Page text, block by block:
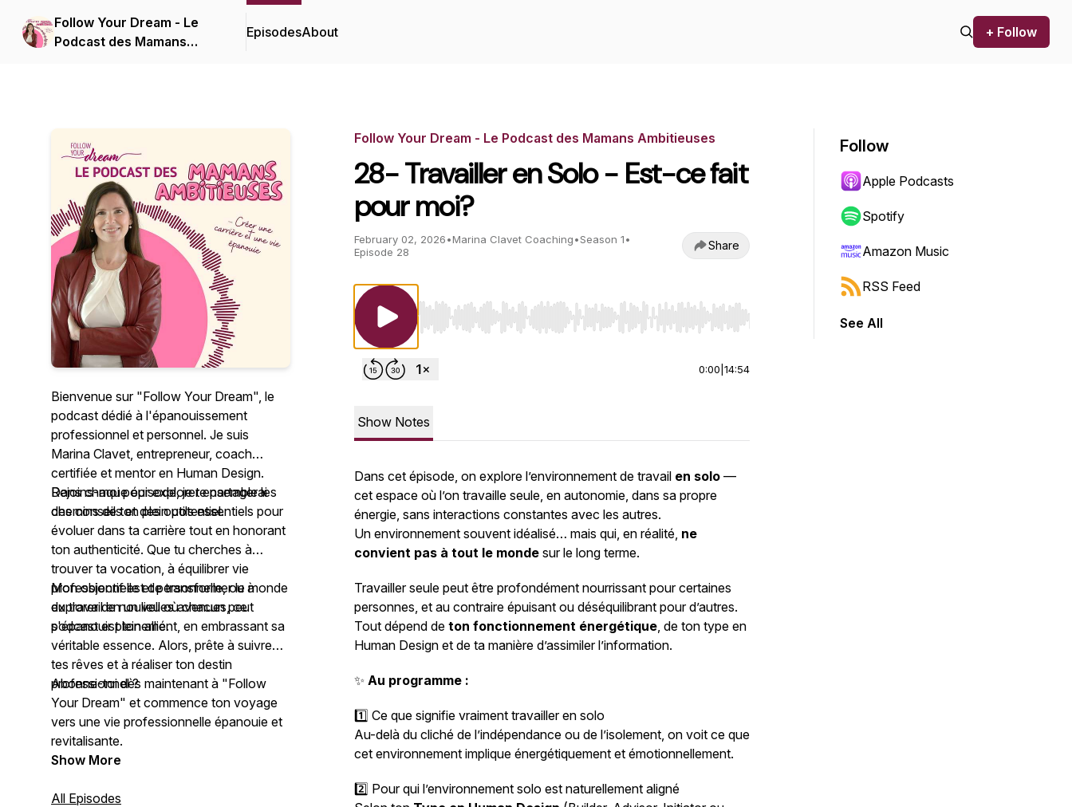
Follow Your Dream - Le
Podcast des Mamans
EpisodesAbout + Follow
Bienvenue sur "Follow Your Dream", le
podcast dédié à l'épanouissement
professionnel et personnel. Je suis
Marina Clavet, entrepreneur, coach
certifiée et mentor en Human Design.
Rejoins-moi pour explorer ensemble les
chemins de ton plein potentiel.
Dans chaque épisode, je te partagerai
des conseils et des outils essentiels pour
évoluer dans ta carrière tout en honorant
ton authenticité. Que tu cherches à
trouver ta vocation, à équilibrer vie
professionnelle et personnelle, ou à
explorer de nouvelles avenues, ce
podcast est ton allié.
Mon objectif est de transformer le monde
du travail en un lieu où chacun peut
s'épanouir pleinement, en embrassant sa
véritable essence. Alors, prête à suivre
tes rêves et à réaliser ton destin
professionnel ?
Abonne-toi dès maintenant à "Follow
Your Dream" et commence ton voyage
vers une vie professionnelle épanouie et
revitalisante.
Show More
All Episodes
Follow Your Dream - Le Podcast des Mamans Ambitieuses
28- Travailler en Solo - Est-ce fait
pour moi?
February 02, 2026•Marina Clavet Coaching•Season 1•
Episode 28
Share
Use Left/Right to seek, Home/End to jump to start or end. Hold shift to jump forward or backward.
0:00 14:54
Show Notes
Dans cet épisode, on explore l’environnement de travail en solo —
cet espace où l’on travaille seule, en autonomie, dans sa propre
énergie, sans interactions constantes avec les autres.
Un environnement souvent idéalisé… mais qui, en réalité, ne
convient pas à tout le monde sur le long terme.
Travailler seule peut être profondément nourrissant pour certaines
personnes, et au contraire épuisant ou déséquilibrant pour d’autres.
Tout dépend de ton fonctionnement énergétique, de ton type en
Human Design et de ta manière d’assimiler l’information.
✨ Au programme :
1️⃣ Ce que signifie vraiment travailler en solo
Au-delà du cliché de l’indépendance ou de l’isolement, on voit ce que
cet environnement implique énergétiquement et émotionnellement.
2️⃣ Pour qui l’environnement solo est naturellement aligné
Follow
Apple Podcasts
Spotify
Amazon Music
RSS Feed
See All